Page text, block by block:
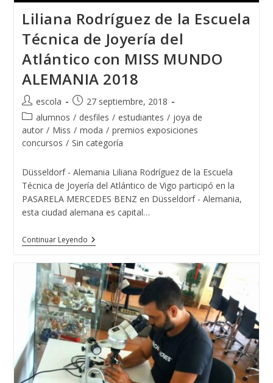
Liliana Rodríguez de la Escuela
Técnica de Joyería del
Atlántico con MISS MUNDO
ALEMANIA 2018
Autor
de
la
entrada:
escola
Publicación
de
la
entrada:
27 septiembre, 2018
Categoría
de
la
alumnos / desfiles / estudiantes / joya de
autor / Miss / moda / premios exposiciones
concursos / Sin categoría
Düsseldorf - Alemania Liliana Rodríguez de la Escuela
Técnica de Joyería del Atlántico de Vigo participó en la
PASARELA MERCEDES BENZ en Düsseldorf - Alemania,
esta ciudad alemana es capital…
Continuar LeyendoLiliana
Rodríguez
La
Escuela
Técnica
De
Joyería
Del
Atlántico
Con
MISS
MUNDO
ALEMANIA
2018